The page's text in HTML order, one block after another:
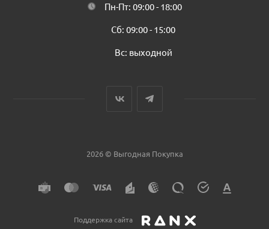
Пн-Пт: 09:00 - 18:00
Сб: 09:00 - 15:00
Вс: выходной
2026 © Выгодная Покупка
Поддержка сайта